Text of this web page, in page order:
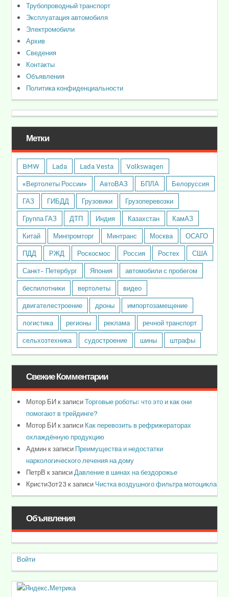
Трубопроводный транспорт
Эксплуатация автомобиля
Электромобили
Архив
Сведения
Контакты
Объявления
Политика конфиденциальности
Метки
BMW Lada Lada Vesta
Volkswagen
«Вертолеты России»
АвтоВАЗ БПЛА
Белоруссия
ГАЗ
ГИБДД Грузовики
Грузоперевозки
Группа ГАЗ
ДТП Индия Казахстан
КамАЗ
Китай
Минпромторг Минтранс Москва
ОСАГО
ПДД
РЖД Роскосмос Россия Ростех
США
Санкт- Петербург
Япония
автомобили с пробегом
беспилотники
вертолеты
видео
двигателестроение
дроны
импортозамещение
логистика
регионы реклама
речной транспорт
сельхозтехника
судостроение шины штрафы
Свежие Комментарии
Мотор БИк записиТорговые роботы: что это и как они
помогают в трейдинге?
Мотор БИк записиКак перевозить в рефрижераторах
охлаждённую продукцию
Админк записиПреимущества и недостатки
наркологического лечения на дому
ПетрВ к записиДавление в шинах на бездорожье
Кристи3от23 к записиЧистка воздушного фильтра мотоцикла
Объявления
Войти